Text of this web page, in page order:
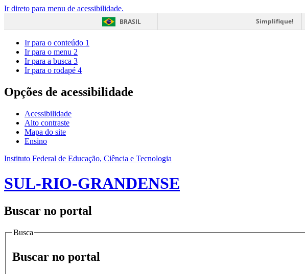
Ir direto para menu de acessibilidade.
BRASIL
Simplifique!
Ir para o conteúdo 1
Ir para o menu 2
Ir para a busca 3
Ir para o rodapé 4
Opções de acessibilidade
Acessibilidade
Alto contraste
Mapa do site
Ensino
Instituto Federal de Educação, Ciência e Tecnologia
SUL-RIO-GRANDENSE
Buscar no portal
Busca
Buscar no portal